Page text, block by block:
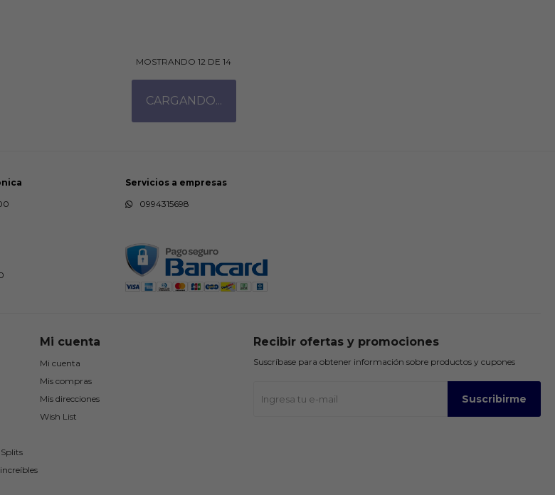
MOSTRANDO12 DE14
Servicios a empresas
0994315698
Mi cuenta
Mi cuenta
Mis compras
Mis direcciones
Wish List
Recibir ofertas y promociones
Suscríbase para obtener información sobre productos y cupones
Suscribirme